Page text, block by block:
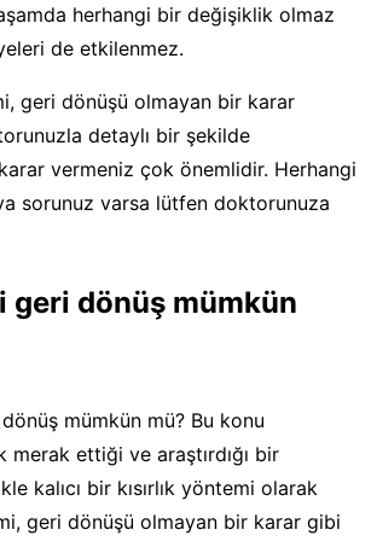
herhangi bir değişiklik olmaz
de etkilenmez.
geri dönüşü olmayan bir karar
detaylı bir şekilde
vermeniz çok önemlidir. Herhangi
sorunuz varsa lütfen doktorunuza
geri dönüş mümkün
mümkün mü? Bu konu
merak ettiği ve araştırdığı bir
kalıcı bir kısırlık yöntemi olarak
geri dönüşü olmayan bir karar gibi